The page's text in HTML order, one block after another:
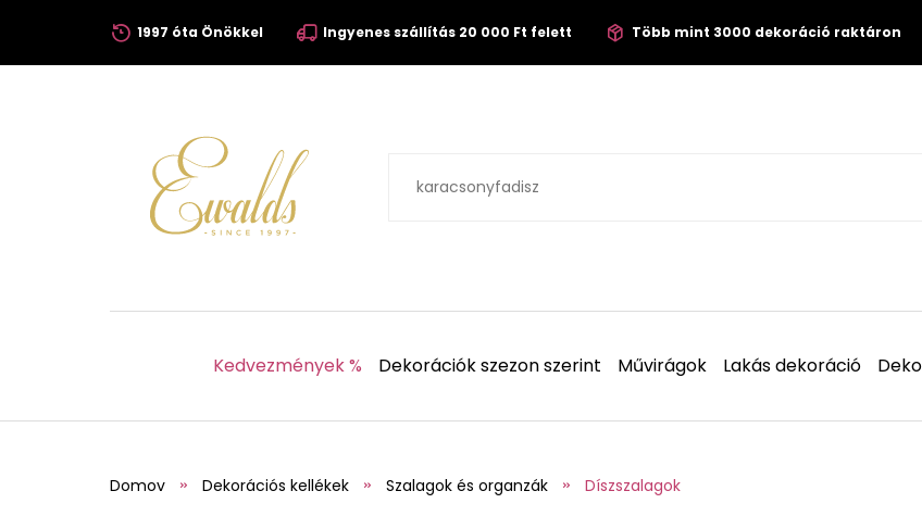
1997 óta Önökkel Ingyenes szállítás 20 000 Ft felett Több mint 3000 dekoráció raktáron
Kedvezmények % Dekorációk szezon szerint Művirágok Lakás dekoráció
Domov Dekorációs kellékek Szalagok és organzák Díszszalagok